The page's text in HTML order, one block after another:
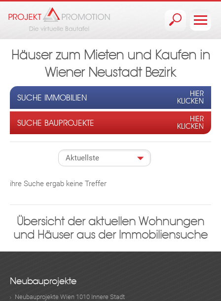
Häuser zum Mieten und Kaufen in
Wiener Neustadt Bezirk
SUCHE IMMOBILIEN
HIER
KLICKEN
SUCHE BAUPROJEKTE
HIER
KLICKEN
ihre Suche ergab keine Treffer
Übersicht der aktuellen Wohnungen
und Häuser aus der Immobiliensuche
Neubauprojekte
Neubauprojekte Wien 1010 Innere Stadt